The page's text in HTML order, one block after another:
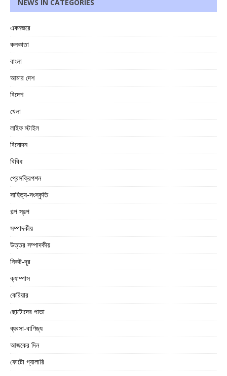
NEWS IN CATEGORIES
একনজরে
কলকাতা
বাংলা
আমার দেশ
বিদেশ
খেলা
লাইফ স্টাইল
বিনোদন
বিবিধ
প্রেসক্রিপশন
সাহিত্য-সংস্কৃতি
গল্প স্বল্প
সম্পাদকীয়
উত্তর সম্পাদকীয়
নিকট-দূর
ক্যাম্পাস
কেরিয়ার
ছোটোদের পাতা
ব্যবসা-বাণিজ্য
আজকের দিন
ফোটো গ্যালারি